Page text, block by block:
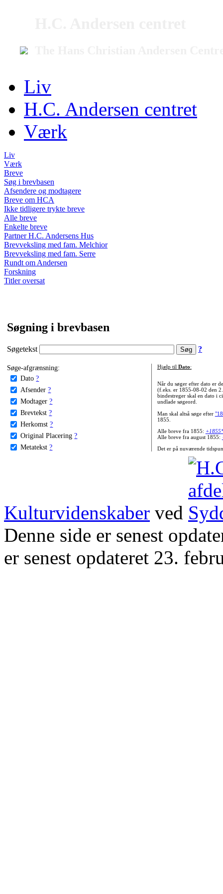
Liv
H.C. Andersen centret
Værk
Liv
Værk
Breve
Søg i brevbasen
Afsendere og modtagere
Breve om HCA
Ikke tidligere trykte breve
Alle breve
Enkelte breve
Partner H.C. Andersens Hus
Brevveksling med fam. Melchior
Brevveksling med fam. Serre
Rundt om Andersen
Forskning
Titler oversat
Søgning i brevbasen
Søgetekst ?
Søge-afgrænsning:
Dato ?
Afsender ?
Modtager ?
Brevtekst ?
Herkomst ?
Original Placering ?
Metatekst ?
Hjælp til Dato:
Når du søger efter dato er
(f.eks. er 1855-08-02 den
bindestreger skal en dato i
undlade søgeord.
Man skal altså søge efter
1855.
Alle breve fra 1855:
Alle breve fra august 1855:
Det er på nuværende
Kulturvidenskaber ved
Denne side er senest
er senest opdateret 23.